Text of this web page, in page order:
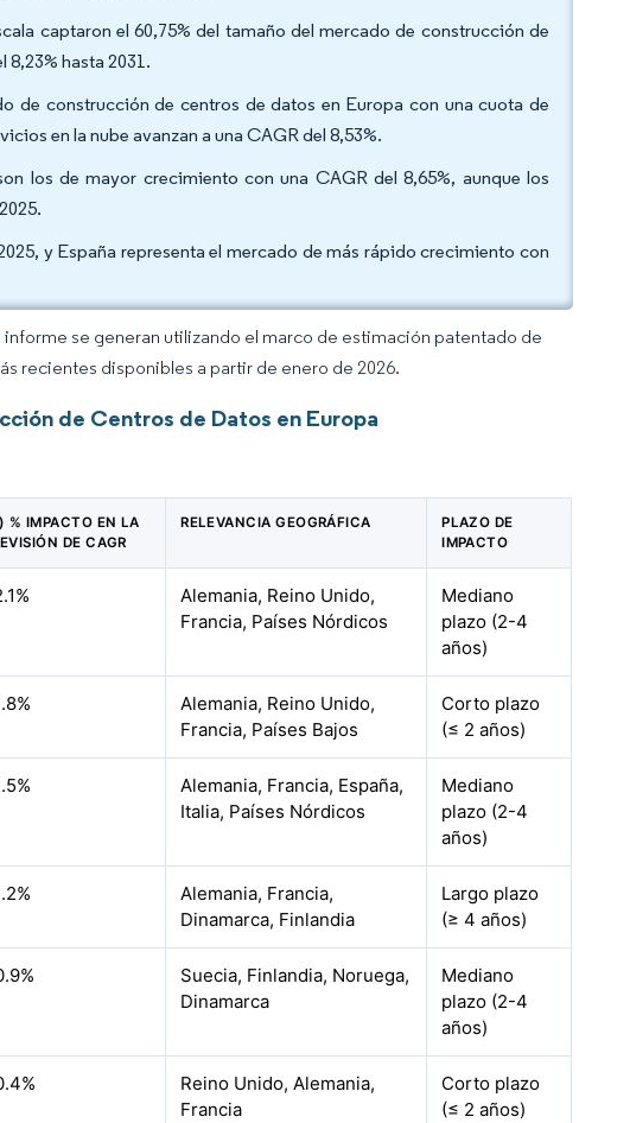
captaron el 60,75% del tamaño del mercado de construcción de
8,23% hasta 2031.
de construcción de centros de datos en Europa con una cuota de
en la nube avanzan a una CAGR del 8,53%.
los de mayor crecimiento con una CAGR del 8,65%, aunque los
y España representa el mercado de más rápido crecimiento con
se generan utilizando el marco de estimación patentado de
recientes disponibles a partir de enero de 2026.
de Centros de Datos en Europa
% IMPACTO EN LA
DE CAGR
RELEVANCIA GEOGRÁFICA
PLAZO DE
IMPACTO
Alemania, Reino Unido,
Francia, Países Nórdicos
Mediano
plazo (2-4
años)
Alemania, Reino Unido,
Francia, Países Bajos
Corto plazo
(≤ 2 años)
Alemania, Francia, España,
Italia, Países Nórdicos
Mediano
plazo (2-4
años)
Alemania, Francia,
Dinamarca, Finlandia
Largo plazo
(≥ 4 años)
Suecia, Finlandia, Noruega,
Dinamarca
Mediano
plazo (2-4
años)
Reino Unido, Alemania,
Francia
Corto plazo
(≤ 2 años)